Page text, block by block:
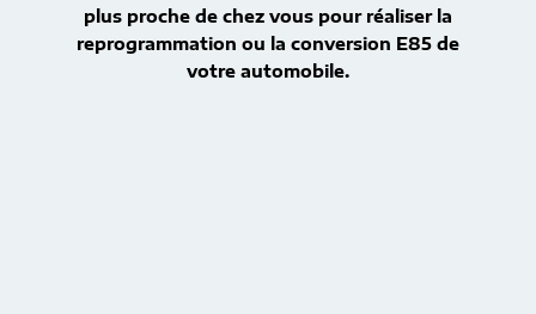
plus proche de chez vous pour réaliser la
reprogrammation ou la conversion E85 de
votre automobile.